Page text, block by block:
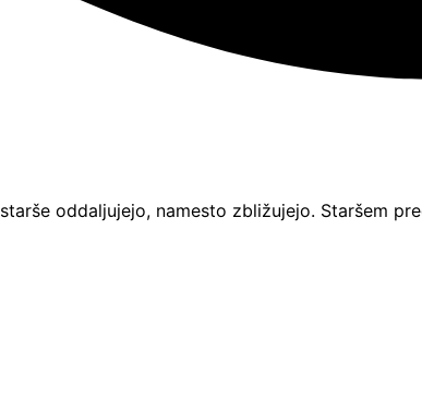
oddaljujejo, namesto zbližujejo. Staršem